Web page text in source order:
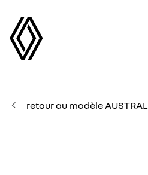
retour au modèle AUSTRAL